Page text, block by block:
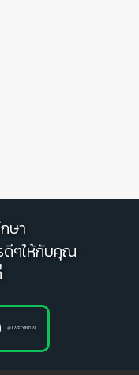
ษา
ดีๆให้กับคุณ
@SAFETYINTHAI